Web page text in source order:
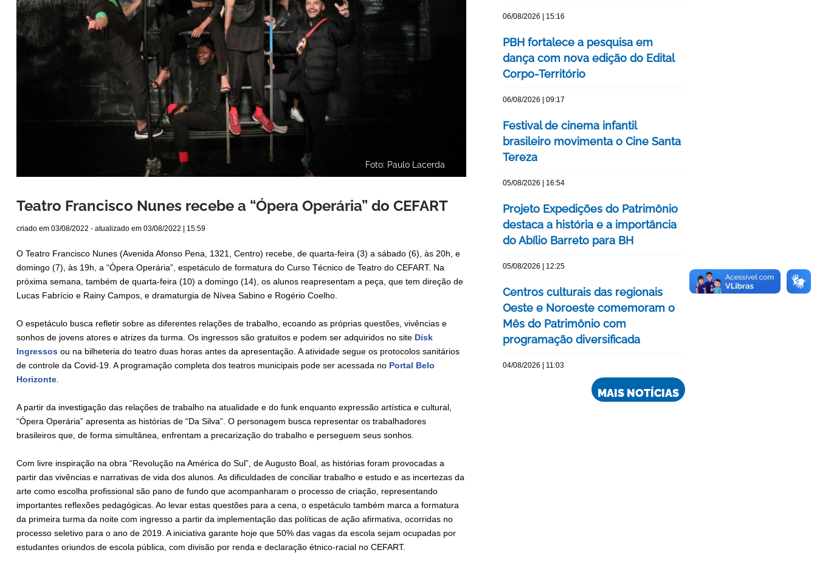
Foto: Paulo Lacerda
Teatro Francisco Nunes recebe a “Ópera Operária” do CEFART
criado em 03/08/2022 - atualizado em 03/08/2022 | 15:59
O Teatro Francisco Nunes (Avenida Afonso Pena, 1321, Centro) recebe, de quarta-feira (3) a sábado (6), às 20h, e
domingo (7), às 19h, a “Ópera Operária”, espetáculo de formatura do Curso Técnico de Teatro do CEFART. Na
próxima semana, também de quarta-feira (10) a domingo (14), os alunos reapresentam a peça, que tem direção de
Lucas Fabrício e Rainy Campos, e dramaturgia de Nívea Sabino e Rogério Coelho.
O espetáculo busca refletir sobre as diferentes relações de trabalho, ecoando as próprias questões, vivências e
sonhos de jovens atores e atrizes da turma. Os ingressos são gratuitos e podem ser adquiridos no site Disk
Ingressos ou na bilheteria do teatro duas horas antes da apresentação. A atividade segue os protocolos sanitários
de controle da Covid-19. A programação completa dos teatros municipais pode ser acessada no Portal Belo
Horizonte.
A partir da investigação das relações de trabalho na atualidade e do funk enquanto expressão artística e cultural,
“Ópera Operária” apresenta as histórias de “Da Silva”. O personagem busca representar os trabalhadores
brasileiros que, de forma simultânea, enfrentam a precarização do trabalho e perseguem seus sonhos.
Com livre inspiração na obra “Revolução na América do Sul”, de Augusto Boal, as histórias foram provocadas a
partir das vivências e narrativas de vida dos alunos. As dificuldades de conciliar trabalho e estudo e as incertezas da
arte como escolha profissional são pano de fundo que acompanharam o processo de criação, representando
importantes reflexões pedagógicas. Ao levar estas questões para a cena, o espetáculo também marca a formatura
da primeira turma da noite com ingresso a partir da implementação das políticas de ação afirmativa, ocorridas no
processo seletivo para o ano de 2019. A iniciativa garante hoje que 50% das vagas da escola sejam ocupadas por
estudantes oriundos de escola pública, com divisão por renda e declaração étnico-racial no CEFART.
06/08/2026 | 15:16
PBH fortalece a pesquisa em
dança com nova edição do Edital
Corpo-Território
06/08/2026 | 09:17
Festival de cinema infantil
brasileiro movimenta o Cine Santa
Tereza
05/08/2026 | 16:54
Projeto Expedições do Patrimônio
destaca a história e a importância
do Abílio Barreto para BH
05/08/2026 | 12:25
Centros culturais das regionais
Oeste e Noroeste comemoram o
Mês do Patrimônio com
programação diversificada
04/08/2026 | 11:03
MAIS NOTÍCIAS